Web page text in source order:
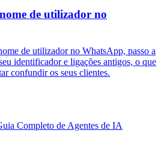
de utilizador no
de utilizador no WhatsApp, passo a
identificador e ligações antigos, o que
confundir os seus clientes.